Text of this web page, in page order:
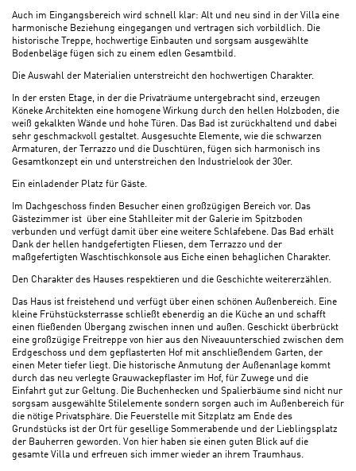
Auch im Eingangsbereich wird schnell klar: Alt und neu sind in der Villa eine
harmonische Beziehung eingegangen und vertragen sich vorbildlich. Die
historische Treppe, hochwertige Einbauten und sorgsam ausgewählte
Bodenbeläge fügen sich zu einem edlen Gesamtbild.
Die Auswahl der Materialien unterstreicht den hochwertigen Charakter.
In der ersten Etage, in der die Privaträume untergebracht sind, erzeugen
Köneke Architekten eine homogene Wirkung durch den hellen Holzboden, die
weiß gekalkten Wände und hohe Türen. Das Bad ist zurückhaltend und dabei
sehr geschmackvoll gestaltet. Ausgesuchte Elemente, wie die schwarzen
Armaturen, der Terrazzo und die Duschtüren, fügen sich harmonisch ins
Gesamtkonzept ein und unterstreichen den Industrielook der 30er.
Ein einladender Platz für Gäste.
Im Dachgeschoss finden Besucher einen großzügigen Bereich vor. Das
Gästezimmer ist über eine Stahlleiter mit der Galerie im Spitzboden
verbunden und verfügt damit über eine weitere Schlafebene. Das Bad erhält
Dank der hellen handgefertigten Fliesen, dem Terrazzo und der
maßgefertigten Waschtischkonsole aus Eiche einen behaglichen Charakter.
Den Charakter des Hauses respektieren und die Geschichte weitererzählen.
Das Haus ist freistehend und verfügt über einen schönen Außenbereich. Eine
kleine Frühstücksterrasse schließt ebenerdig an die Küche an und schafft
einen fließenden Übergang zwischen innen und außen. Geschickt überbrückt
eine großzügige Freitreppe von hier aus den Niveauunterschied zwischen dem
Erdgeschoss und dem gepflasterten Hof mit anschließendem Garten, der
einen Meter tiefer liegt. Die historische Anmutung der Außenanlage kommt
durch das neu verlegte Grauwackepflaster im Hof, für Zuwege und die
Einfahrt gut zur Geltung. Die Buchenhecken und Spalierbäume sind nicht nur
sorgsam ausgewählte Stilelemente sondern sorgen auch im Außenbereich für
die nötige Privatsphäre. Die Feuerstelle mit Sitzplatz am Ende des
Grundstücks ist der Ort für gesellige Sommerabende und der Lieblingsplatz
der Bauherren geworden. Von hier haben sie einen guten Blick auf die
gesamte Villa und erfreuen sich immer wieder an ihrem Traumhaus.